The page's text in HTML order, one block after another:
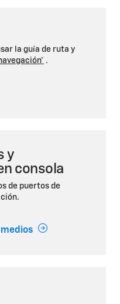
la guía de ruta y
.
y
consola
de puertos de